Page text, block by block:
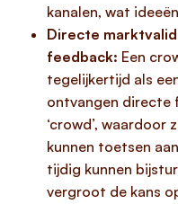
kanalen, wat
Directe
feedback: Een
tegelijkertijd als
ontvangen directe
‘crowd’,
kunnen toetsen
tijdig kunnen
vergroot de kans